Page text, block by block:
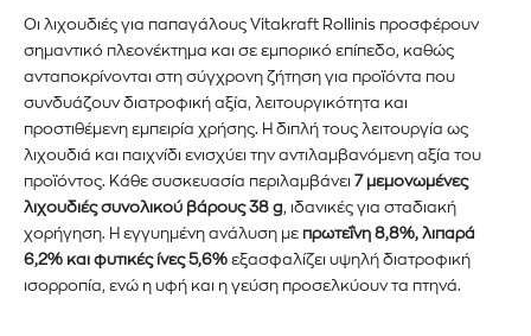
και δεν θα σας στείλουμε ανεπιθύμητα μηνύματα. Οι
πληροφορίες σας είναι ασφαλείς μαζί μας.
ΕΓΓΡΑΦΉ!
Διάβασα και αποδέχομαι τηνΠολιτική Απορρήτου.
Οι λιχουδιές για παπαγάλους Vitakraft Rollinis προσφέρουν
σημαντικό πλεονέκτημα και σε εμπορικό επίπεδο, καθώς
ανταποκρίνονται στη σύγχρονη ζήτηση για προϊόντα που
συνδυάζουν διατροφική αξία, λειτουργικότητα και
προστιθέμενη εμπειρία χρήσης. Η διπλή τους λειτουργία ως
λιχουδιά και παιχνίδι ενισχύει την αντιλαμβανόμενη αξία του
προϊόντος. Κάθε συσκευασία περιλαμβάνει 7 μεμονωμένες
λιχουδιές συνολικού βάρους 38 g, ιδανικές για σταδιακή
χορήγηση. Η εγγυημένη ανάλυση με πρωτεΐνη 8,8%, λιπαρά
6,2% και φυτικές ίνες 5,6% εξασφαλίζει υψηλή διατροφική
ισορροπία, ενώ η υφή και η γεύση προσελκύουν τα πτηνά.